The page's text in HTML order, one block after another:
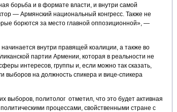
борьба и в формате власти, и внутри самой
— Армянский национальный конгресс. Также не
борются за место главной оппозиционной», —
внутри правящей коалиции, а также во
партии Армении, которая в реальности не
интересов, группы и, если можно так сказать,
выборов на должность спикера и вице-спикера
выборов, политолог отметил, что это будет активная
процессами, свойственными стране с